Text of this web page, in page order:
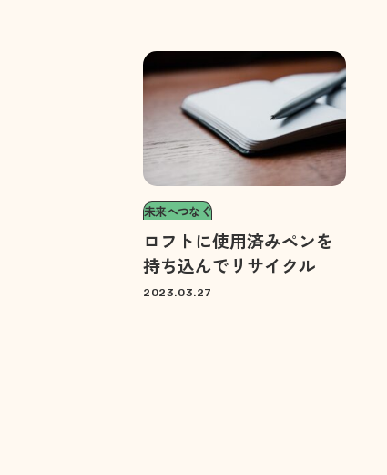
未来へつなぐ
ロフトに使用済みペンを
持ち込んでリサイクル
2023.03.27